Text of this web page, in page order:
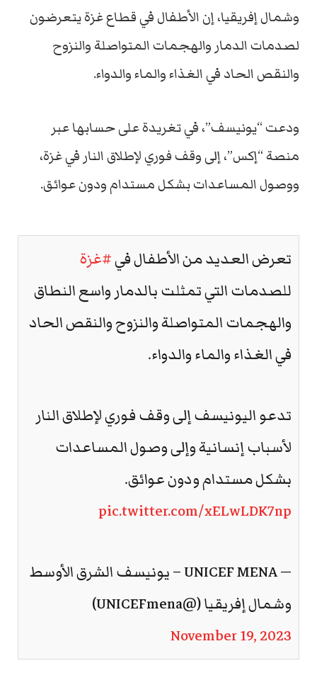
وشمال إفريقيا، إن الأطفال في قطاع غزة يتعرضون
لصدمات الدمار والهجمات المتواصلة والنزوح
والنقص الحاد في الغذاء والماء والدواء.
ودعت “يونيسف”، في تغريدة على حسابها عبر
منصة “إكس”، إلى وقف فوري لإطلاق النار في غزة،
ووصول المساعدات بشكل مستدام ودون عوائق.
تعرض العديد من الأطفال في#غزة
للصدمات التي تمثلت بالدمار واسع النطاق
والهجمات المتواصلة والنزوح والنقص الحاد
في الغذاء والماء والدواء.
تدعو اليونيسف إلى وقف فوري لإطلاق النار
لأسباب إنسانية وإلى وصول المساعدات
بشكل مستدام ودون عوائق.
pic.twitter.com/xELwLDK7np
— UNICEF MENA – يونيسف الشرق الأوسط
وشمال إفريقيا (@UNICEFmena)
November 19, 2023